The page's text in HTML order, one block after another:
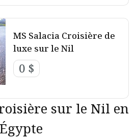
MS Salacia Croisière de
luxe sur le Nil
0 $
sur le Nil en
Égypte